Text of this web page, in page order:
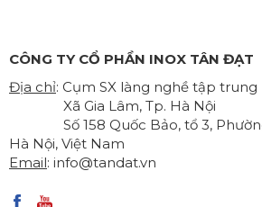
CÔNG TY CỔ PHẦN INOX TÂN ĐẠT
Địa chỉ: Cụm SX làng nghề tập trung
Xã Gia Lâm, Tp. Hà Nội
Số 158 Quốc Bảo, tổ 3, Phường
Hà Nội, Việt Nam
Email: info@tandat.vn